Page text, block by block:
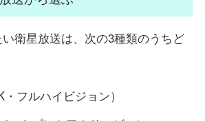
衛星放送は、次の3種類のうちど
フルハイビジョン）